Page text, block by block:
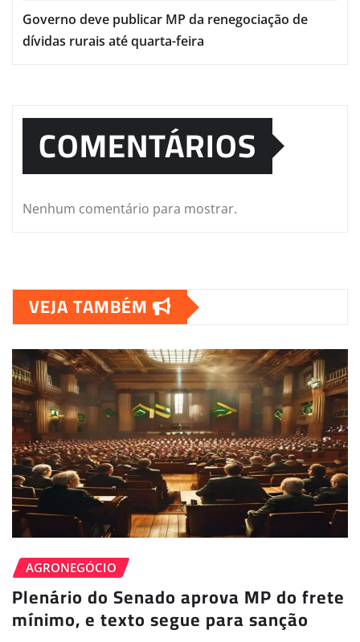
Governo deve publicar MP da renegociação de
dívidas rurais até quarta-feira
COMENTÁRIOS
Nenhum comentário para mostrar.
VEJA TAMBÉM
AGRONEGÓCIO
Plenário do Senado aprova MP do frete
mínimo, e texto segue para sanção